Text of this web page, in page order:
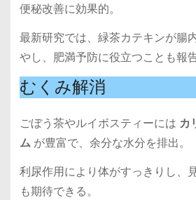
便秘改善に効果的。
最新研究では、緑茶カテキンが腸
やし、肥満予防に役立つことも報
むくみ解消
ごぼう茶やルイボスティーには カ
ムが豊富で、余分な水分を排出。
利尿作用により体がすっきりし、
も期待できる。